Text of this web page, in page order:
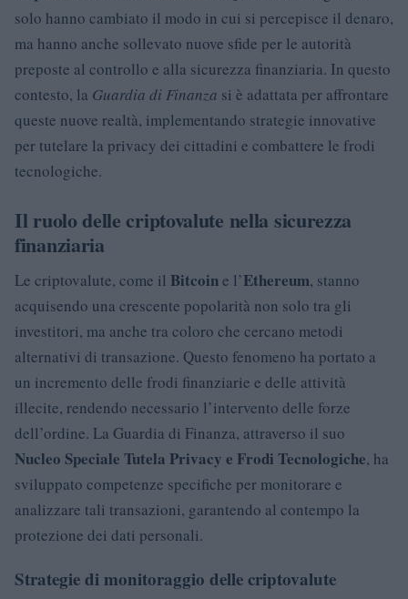
solo hanno cambiato il modo in cui si percepisce il denaro,
ma hanno anche sollevato nuove sfide per le autorità
preposte al controllo e alla sicurezza finanziaria. In questo
contesto, la Guardia di Finanza si è adattata per affrontare
queste nuove realtà, implementando strategie innovative
per tutelare la privacy dei cittadini e combattere le frodi
tecnologiche.
Il ruolo delle criptovalute nella sicurezza
finanziaria
Le criptovalute, come il Bitcoine l’Ethereum, stanno
acquisendo una crescente popolarità non solo tra gli
investitori, ma anche tra coloro che cercano metodi
alternativi di transazione. Questo fenomeno ha portato a
un incremento delle frodi finanziarie e delle attività
illecite, rendendo necessario l’intervento delle forze
dell’ordine. La Guardia di Finanza, attraverso il suo
Nucleo Speciale Tutela Privacy e Frodi Tecnologiche, ha
sviluppato competenze specifiche per monitorare e
analizzare tali transazioni, garantendo al contempo la
protezione dei dati personali.
Strategie di monitoraggio delle criptovalute